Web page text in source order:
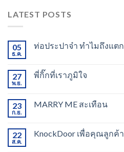
LATEST POSTS
05
ธ.ค.
ท่อประปาจ๋า ทำไมถึงแตก
27
พ.ย.
พี่กิ๊กที่เราภูมิใจ
23
ก.ย.
MARRY ME สะเทือน
22
ส.ค.
KnockDoor เพื่อคุณลูกค้า